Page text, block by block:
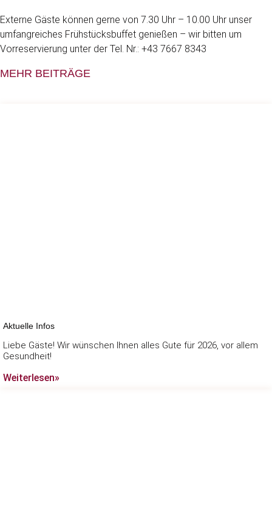
Externe Gäste können gerne von 7.30 Uhr – 10.00 Uhr unser
umfangreiches Frühstücksbuffet genießen – wir bitten um
Vorreservierung unter der Tel. Nr.: +43 7667 8343
MEHR BEITRÄGE
Aktuelle Infos
Liebe Gäste! Wir wünschen Ihnen alles Gute für 2026, vor allem
Gesundheit!
Weiterlesen»